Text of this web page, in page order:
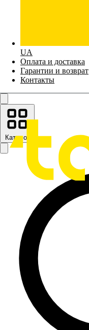
UA
Оплата и доставка
Гарантии и возврат
Контакты
Каталог